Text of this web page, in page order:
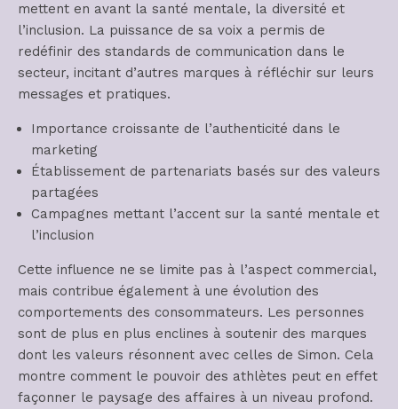
mettent en avant la santé mentale, la diversité et
l’inclusion. La puissance de sa voix a permis de
redéfinir des standards de communication dans le
secteur, incitant d’autres marques à réfléchir sur leurs
messages et pratiques.
Importance croissante de l’authenticité dans le
marketing
Établissement de partenariats basés sur des valeurs
partagées
Campagnes mettant l’accent sur la santé mentale et
l’inclusion
Cette influence ne se limite pas à l’aspect commercial,
mais contribue également à une évolution des
comportements des consommateurs. Les personnes
sont de plus en plus enclines à soutenir des marques
dont les valeurs résonnent avec celles de Simon. Cela
montre comment le pouvoir des athlètes peut en effet
façonner le paysage des affaires à un niveau profond.